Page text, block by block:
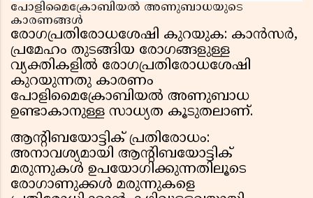
പോളിമൈക്രോബിയൽ അണുബാധയുടെ
കാരണങ്ങൾ
രോഗപ്രതിരോധശേഷി കുറയുക: കാൻസർ,
പ്രമേഹം തുടങ്ങിയ രോഗങ്ങളുള്ള
വ്യക്തികളിൽ രോഗപ്രതിരോധശേഷി
കുറയുന്നതു കാരണം
പോളിമൈക്രോബിയൽ അണുബാധ
ഉണ്ടാകാനുള്ള സാധ്യത കൂടുതലാണ്.
ആന്റിബയോട്ടിക് പ്രതിരോധം:
അനാവശ്യമായി ആന്റിബയോട്ടിക്
മരുന്നുകൾ ഉപയോഗിക്കുന്നതിലൂടെ
രോഗാണുക്കൾ മരുന്നുകളെ